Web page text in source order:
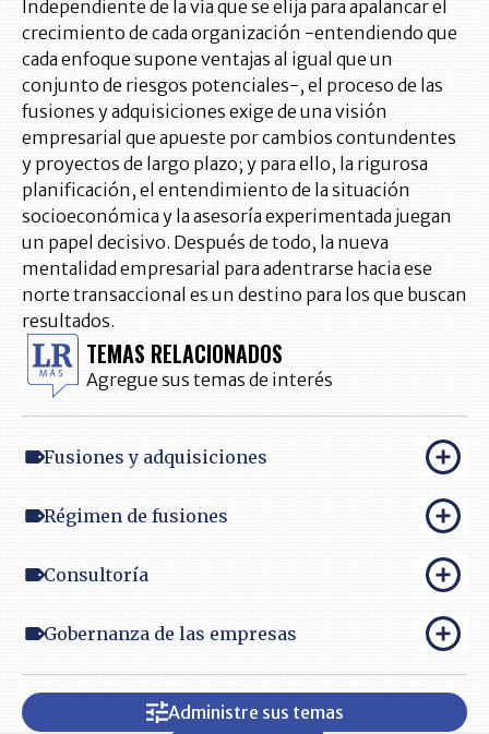
Independiente de la vía que se elija para apalancar el
crecimiento de cada organización -entendiendo que
cada enfoque supone ventajas al igual que un
conjunto de riesgos potenciales-, el proceso de las
fusiones y adquisiciones exige de una visión
empresarial que apueste por cambios contundentes
y proyectos de largo plazo; y para ello, la rigurosa
planificación, el entendimiento de la situación
socioeconómica y la asesoría experimentada juegan
un papel decisivo. Después de todo, la nueva
mentalidad empresarial para adentrarse hacia ese
norte transaccional es un destino para los que buscan
resultados.
TEMAS RELACIONADOS
Agregue sus temas de interés
Fusiones y adquisiciones
Régimen de fusiones
Consultoría
Gobernanza de las empresas
Administre sus temas